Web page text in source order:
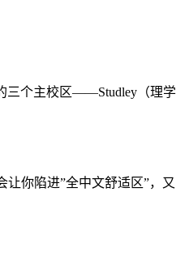
三个主校区——Studley（理学
让你陷进”全中文舒适区”，又